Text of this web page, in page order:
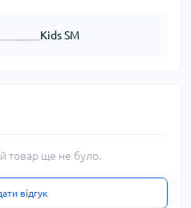
Kids SM
товар ще не було.
відгук